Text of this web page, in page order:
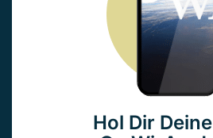
Hol Dir Deine